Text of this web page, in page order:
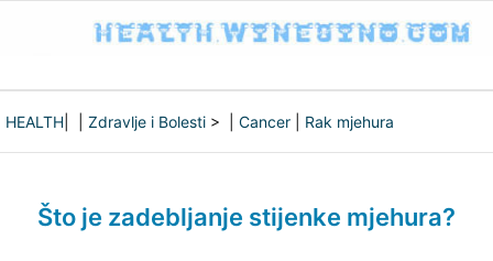
HEALTH Zdravlje i Bolesti > | Cancer Rak mjehura
Što je zadebljanje stijenke mjehura?